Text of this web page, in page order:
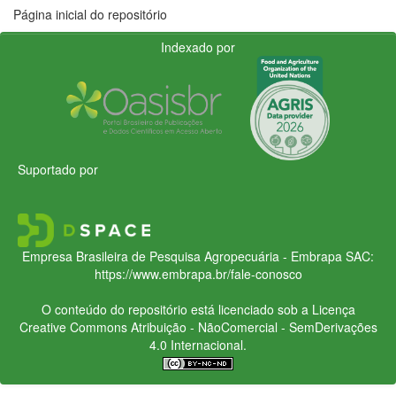
Página inicial do repositório
Indexado por
Suportado por
Empresa Brasileira de Pesquisa Agropecuária - Embrapa SAC:
https://www.embrapa.br/fale-conosco
O conteúdo do repositório está licenciado sob a Licença
Creative CommonsAtribuição - NãoComercial - SemDerivações
4.0 Internacional.